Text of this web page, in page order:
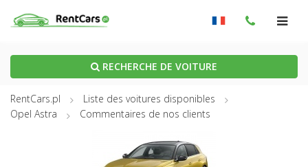
RECHERCHE DE VOITURE
RentCars.pl
Liste des voitures disponibles
Opel Astra
Commentaires de nos clients